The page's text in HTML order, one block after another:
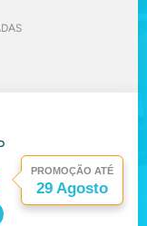
PROMOÇÃO ATÉ
29 Agosto